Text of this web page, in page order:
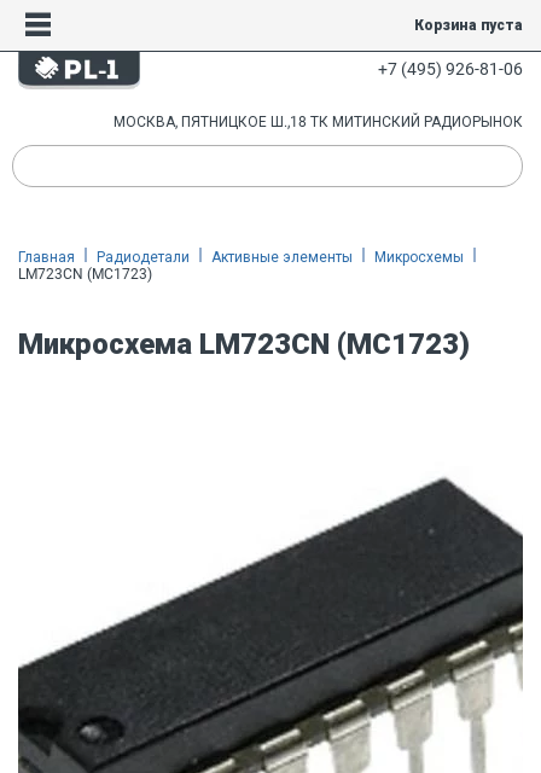
Корзина пуста
+7 (495) 926-81-06
МОСКВА, ПЯТНИЦКОЕ Ш.,18 ТК МИТИНСКИЙ РАДИОРЫНОК
Главная Радиодетали Активные элементы
Микросхемы
LM723CN (MC1723)
Микросхема LM723CN (MC1723)